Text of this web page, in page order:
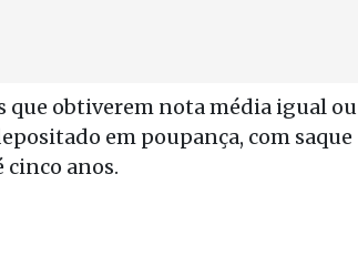
que obtiverem nota média igual ou
em poupança, com saque
cinco anos.